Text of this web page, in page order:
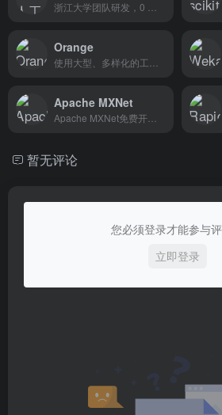
Orange
Apache MXNet
暂无评论
您必须登录才能参与评
立即登录